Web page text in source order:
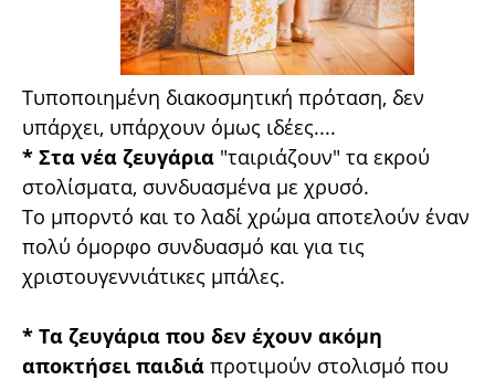
Τυποποιημένη διακοσμητική πρόταση, δεν
υπάρχει, υπάρχουν όμως ιδέες....
* Στα νέα ζευγάρια "ταιριάζουν" τα εκρού
στολίσματα, συνδυασμένα με χρυσό.
Το μπορντό και το λαδί χρώμα αποτελούν έναν
πολύ όμορφο συνδυασμό και για τις
χριστουγεννιάτικες μπάλες.
* Τα ζευγάρια που δεν έχουν ακόμη
αποκτήσει παιδιά προτιμούν στολισμό που